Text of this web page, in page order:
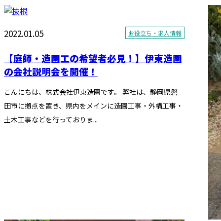
2022.01.05 お役立ち・求人情報
【庭師・造園工の希望者必見！】伊東造園
の会社説明会を開催！
こんにちは、株式会社伊東造園です。 弊社は、静岡県磐
田市に拠点を置き、県内をメインに造園工事・外構工事・
土木工事などを行っておりま...